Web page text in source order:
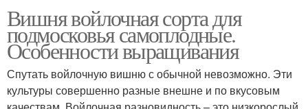
Вишня войлочная сорта для
подмосковья самоплодные.
Особенности выращивания
Спутать войлочную вишню с обычной невозможно. Эти
культуры совершенно разные внешне и по вкусовым